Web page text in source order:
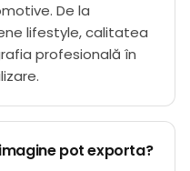
De la
lifestyle, calitatea
profesională în
pot exporta?